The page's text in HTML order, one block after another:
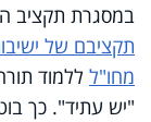
במסגרת תקציב
תקציבם של
מחו"ל ללמוד